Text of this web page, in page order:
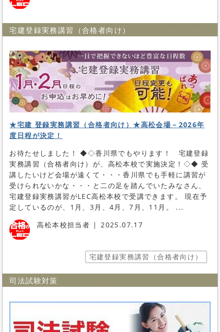
宅建登録実務講習（合格者向け）
★宅建 登録実務講習（合格者向け）★高松会場－2026年
度日程が決定！
お待たせしました！ ◆◇香川県でもやります！ 宅建登録
実務講習（合格者向け）が、高松本校で実施決定！◇◆ 受
講したいけど会場が遠くて・・・香川県でも手軽に講習が
受けられないかな・・・と二の足を踏んでいたみなさん、
宅建登録実務講習がLEC高松本校で受講できます。 現在予
定しているのが、1月、3月、4月、7月、11月。 ...
高松本校担当者
2025.07.17
宅建登録実務講習（合格者向け）
司法試験対策